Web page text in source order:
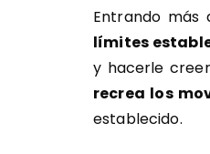
Entrando más
límites
y hacerle
recrea los
establecido.